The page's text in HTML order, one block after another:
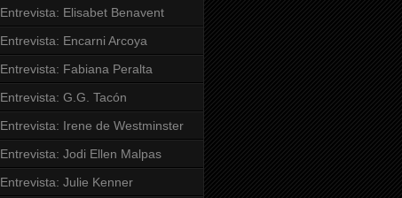
Entrevista: Elisabet Benavent
Entrevista: Encarni Arcoya
Entrevista: Fabiana Peralta
Entrevista: G.G. Tacón
Entrevista: Irene de Westminster
Entrevista: Jodi Ellen Malpas
Entrevista: Julie Kenner